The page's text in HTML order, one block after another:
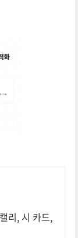
리, 시 카드,